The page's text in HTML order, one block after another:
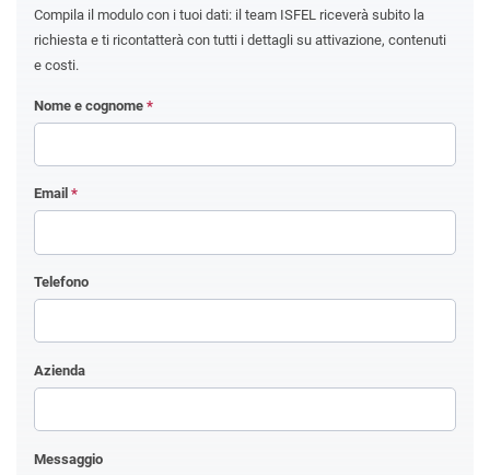
Compila il modulo con i tuoi dati: il team ISFEL riceverà subito la
richiesta e ti ricontatterà con tutti i dettagli su attivazione, contenuti
e costi.
Nome e cognome *
Email *
Telefono
Azienda
Messaggio